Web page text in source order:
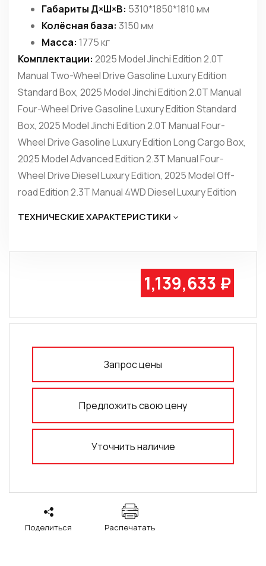
Габариты Д×Ш×В: 5310*1850*1810 мм
Колёсная база: 3150 мм
Масса: 1775 кг
Комплектации: 2025 Model Jinchi Edition 2.0T
Manual Two-Wheel Drive Gasoline Luxury Edition
Standard Box, 2025 Model Jinchi Edition 2.0T Manual
Four-Wheel Drive Gasoline Luxury Edition Standard
Box, 2025 Model Jinchi Edition 2.0T Manual Four-
Wheel Drive Gasoline Luxury Edition Long Cargo Box,
2025 Model Advanced Edition 2.3T Manual Four-
Wheel Drive Diesel Luxury Edition, 2025 Model Off-
road Edition 2.3T Manual 4WD Diesel Luxury Edition
ТЕХНИЧЕСКИЕ ХАРАКТЕРИСТИКИ
1,139,633 ₽
Запрос цены
Предложить свою цену
Уточнить наличие
Поделиться Распечатать